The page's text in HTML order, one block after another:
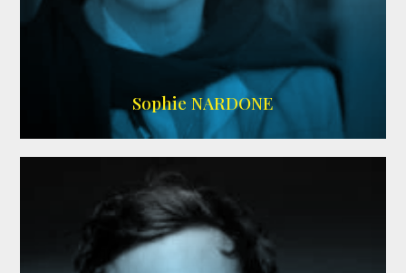
RS DOUBLAGE,WIKIPEDIA
Sophie NARDONE